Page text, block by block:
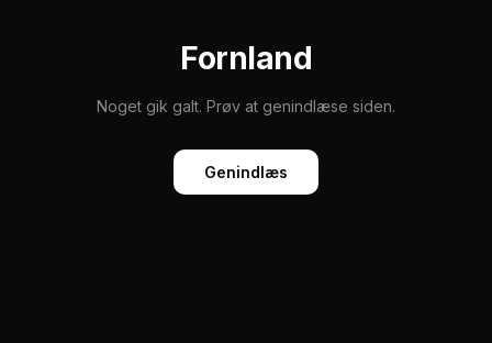
Fornland
Noget gik galt. Prøv at genindlæse siden.
Genindlæs